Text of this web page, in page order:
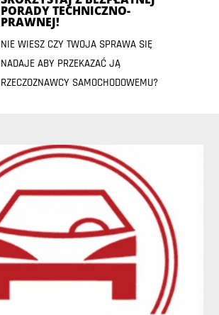
PORADY TECHNICZNO-
PRAWNEJ!
NIE WIESZ CZY TWOJA SPRAWA SIĘ
NADAJE ABY PRZEKAZAĆ JĄ
RZECZOZNAWCY SAMOCHODOWEMU?